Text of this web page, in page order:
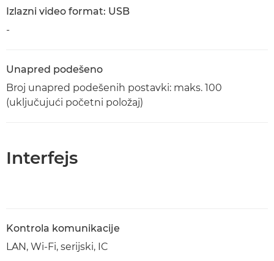
Izlazni video format: USB
-
Unapred podešeno
Broj unapred podešenih postavki: maks. 100
(uključujući početni položaj)
Interfejs
Kontrola komunikacije
LAN, Wi-Fi, serijski, IC